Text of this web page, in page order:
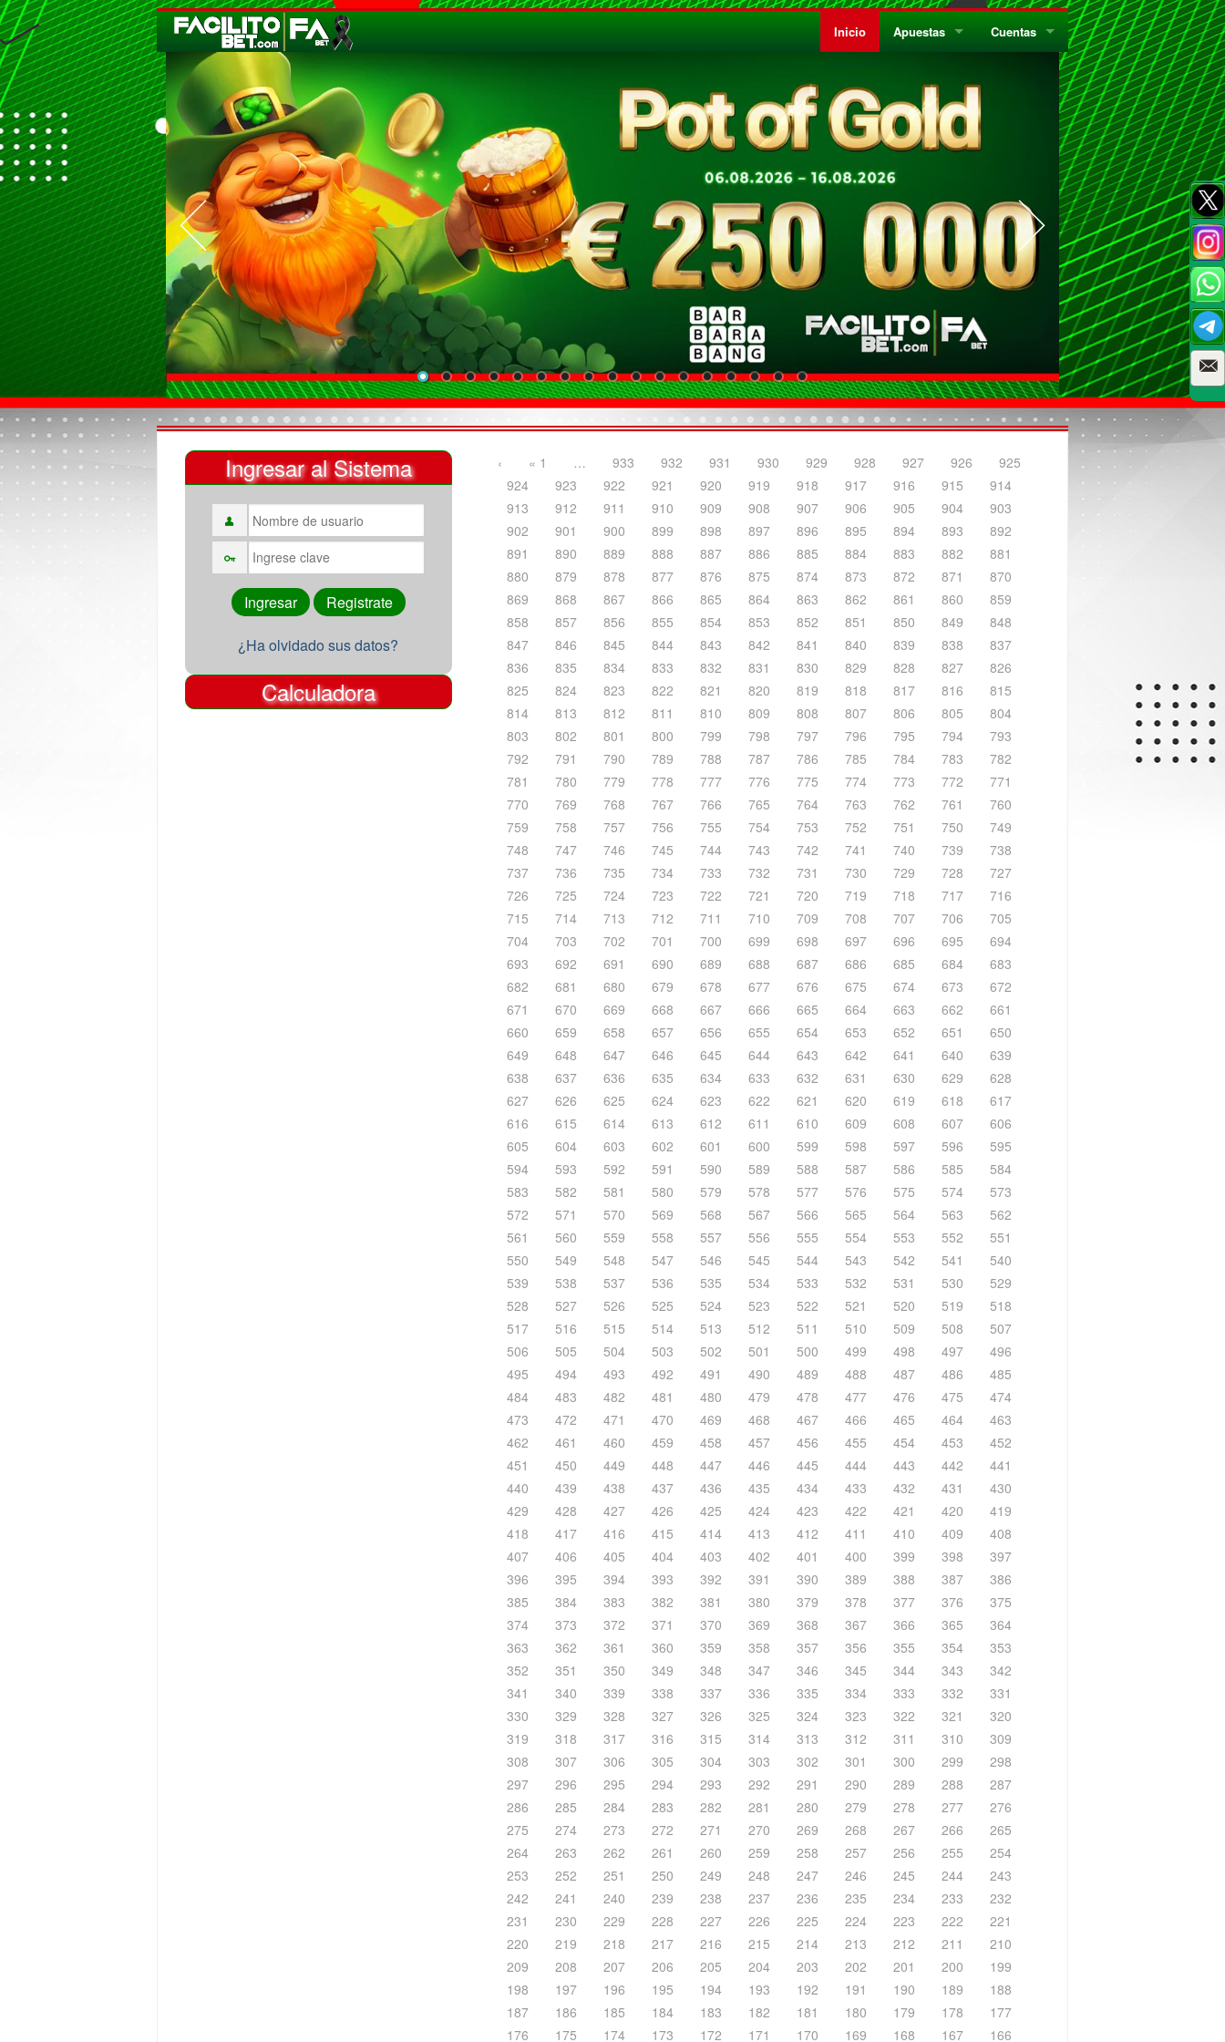
Inicio Apuestas
¿Qué es el Sistema Parley?
Privacidad
Como Jugar Bingo
Cuentas
Preguntas Frecuentes
Reglas Generales
Ingresar al Sistema
¿Ha olvidado sus datos?
Calculadora
‹ « 1 … 933 932 931 930 929 928 927 926
925
924
923 922 921 920 919 918 917 916 915
914
913
912 911 910 909 908 907 906 905 904
903
902
901 900 899 898 897 896 895 894 893
892
891
890 889 888 887 886 885 884 883 882
881
880
879 878 877 876 875 874 873 872 871
870
869
868 867 866 865 864 863 862 861 860
859
858
857 856 855 854 853 852 851 850 849
848
847
846 845 844 843 842 841 840 839 838
837
836
835 834 833 832 831 830 829 828 827
826
825
824 823 822 821 820 819 818 817 816
815
814
813 812 811 810 809 808 807 806 805
804
803
802 801 800 799 798 797 796 795 794
793
792
791 790 789 788 787 786 785 784 783
782
781
780 779 778 777 776 775 774 773 772
771
770
769 768 767 766 765 764 763 762 761
760
759
758 757 756 755 754 753 752 751 750
749
748
747 746 745 744 743 742 741 740 739
738
737
736 735 734 733 732 731 730 729 728
727
726
725 724 723 722 721 720 719 718 717
716
715
714 713 712 711 710 709 708 707 706
705
704
703 702 701 700 699 698 697 696 695
694
693
692 691 690 689 688 687 686 685 684
683
682
681 680 679 678 677 676 675 674 673
672
671
670 669 668 667 666 665 664 663 662
661
660
659 658 657 656 655 654 653 652 651
650
649
648 647 646 645 644 643 642 641 640
639
638
637 636 635 634 633 632 631 630 629
628
627
626 625 624 623 622 621 620 619 618
617
616
615 614 613 612 611 610 609 608 607
606
605
604 603 602 601 600 599 598 597 596
595
594
593 592 591 590 589 588 587 586 585
584
583
582 581 580 579 578 577 576 575 574
573
572
571 570 569 568 567 566 565 564 563
562
561
560 559 558 557 556 555 554 553 552
551
550
549 548 547 546 545 544 543 542 541
540
539
538 537 536 535 534 533 532 531 530
529
528
527 526 525 524 523 522 521 520 519
518
517
516 515 514 513 512 511 510 509 508
507
506
505 504 503 502 501 500 499 498 497
496
495
494 493 492 491 490 489 488 487 486
485
484
483 482 481 480 479 478 477 476 475
474
473
472 471 470 469 468 467 466 465 464
463
462
461 460 459 458 457 456 455 454 453
452
451
450 449 448 447 446 445 444 443 442
441
440
439 438 437 436 435 434 433 432 431
430
429
428 427 426 425 424 423 422 421 420
419
418
417 416 415 414 413 412 411 410 409
408
407
406 405 404 403 402 401 400 399 398
397
396
395 394 393 392 391 390 389 388 387
386
385
384 383 382 381 380 379 378 377 376
375
374
373 372 371 370 369 368 367 366 365
364
363
362 361 360 359 358 357 356 355 354
353
352
351 350 349 348 347 346 345 344 343
342
341
340 339 338 337 336 335 334 333 332
331
330
329 328 327 326 325 324 323 322 321
320
319
318 317 316 315 314 313 312 311 310
309
308
307 306 305 304 303 302 301 300 299
298
297
296 295 294 293 292 291 290 289 288
287
286
285 284 283 282 281 280 279 278 277
276
275
274 273 272 271 270 269 268 267 266
265
264
263 262 261 260 259 258 257 256 255
254
253
252 251 250 249 248 247 246 245 244
243
242
241 240 239 238 237 236 235 234 233
232
231
230 229 228 227 226 225 224 223 222
221
220
219 218 217 216 215 214 213 212 211
210
209
208 207 206 205 204 203 202 201 200
199
198
197 196 195 194 193 192 191 190 189
188
187
186 185 184 183 182 181 180 179 178
177
176
175 174 173 172 171 170 169 168 167 166